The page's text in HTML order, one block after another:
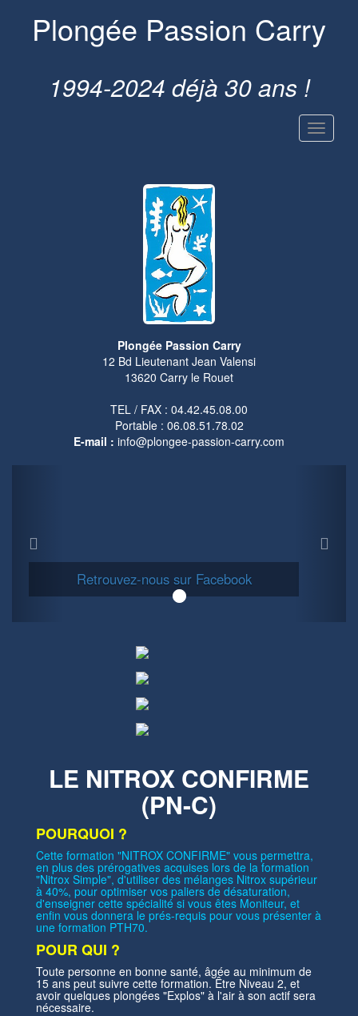
Plongée Passion Carry
1994-2024 déjà 30 ans !
Plongée Passion Carry
12 Bd Lieutenant Jean Valensi
13620 Carry le Rouet
TEL / FAX : 04.42.45.08.00
Portable : 06.08.51.78.02
E-mail : info@plongee-passion-carry.com
Retrouvez-nous sur Facebook
LE NITROX CONFIRME
(PN-C)
POURQUOI ?
Cette formation "NITROX CONFIRME" vous permettra,
en plus des prérogatives acquises lors de la formation
"Nitrox Simple", d'utiliser des mélanges Nitrox supérieur
à 40%, pour optimiser vos paliers de désaturation,
d'enseigner cette spécialité si vous êtes Moniteur, et
enfin vous donnera le prés-requis pour vous présenter à
une formation PTH70.
POUR QUI ?
Toute personne en bonne santé, âgée au minimum de
15 ans peut suivre cette formation. Être Niveau 2, et
avoir quelques plongées "Explos" à l'air à son actif sera
nécessaire.